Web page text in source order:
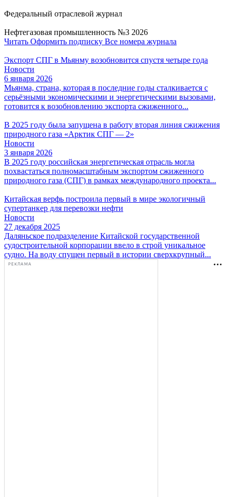
Федеральный отраслевой журнал
Нефтегазовая промышленность №3 2026
Читать Оформить подписку Все номера журнала
Экспорт СПГ в Мьянму возобновится спустя четыре года
Новости
6 января 2026
Мьянма, страна, которая в последние годы сталкивается с
серьёзными экономическими и энергетическими вызовами,
готовится к возобновлению экспорта сжиженного...
В 2025 году была запущена в работу вторая линия сжижения
природного газа «Арктик СПГ — 2»
Новости
3 января 2026
В 2025 году российская энергетическая отрасль могла
похвастаться полномасштабным экспортом сжиженного
природного газа (СПГ) в рамках международного проекта...
Китайская верфь построила первый в мире экологичный
супертанкер для перевозки нефти
Новости
27 декабря 2025
Даляньское подразделение Китайской государственной
судостроительной корпорации ввело в строй уникальное
судно. На воду спущен первый в истории сверхкрупный...
РЕКЛАМА